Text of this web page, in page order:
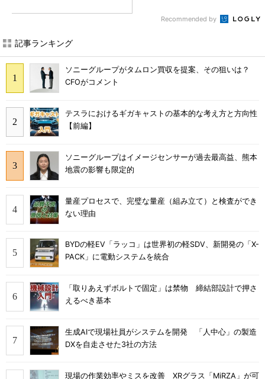
Recommended by
記事ランキング
ソニーグループがタムロン買収を提案、その狙いは？
CFOがコメント
テスラにおけるギガキャストの基本的な考え方と方向性
【前編】
ソニーグループはイメージセンサーが過去最高益、熊本
地震の影響も限定的
量産プロセスで、完璧な量産（組み立て）と検査ができ
ない理由
BYDの軽EV「ラッコ」は世界初の軽SDV、新開発の「X-
PACK」に電動システムを統合
「取りあえずボルトで固定」は禁物 締結部設計で押さ
えるべき基本
生成AIで現場社員がシステムを開発 「人中心」の製造
DXを自走させた3社の方法
現場の作業効率やミスを改善 XRグラス「MiRZA」が可